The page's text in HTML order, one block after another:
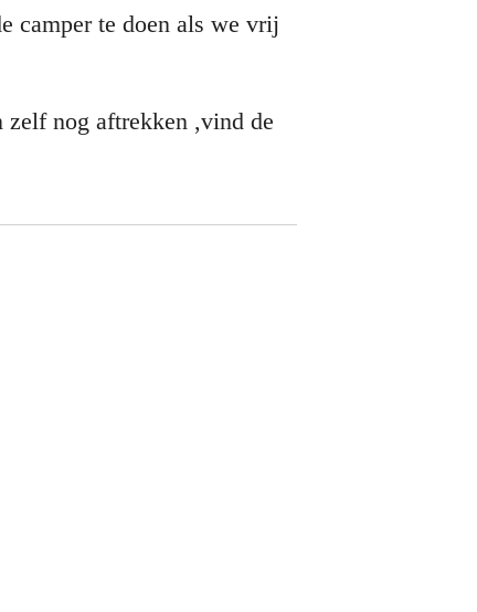
camper te doen als we vrij
nog aftrekken ,vind de